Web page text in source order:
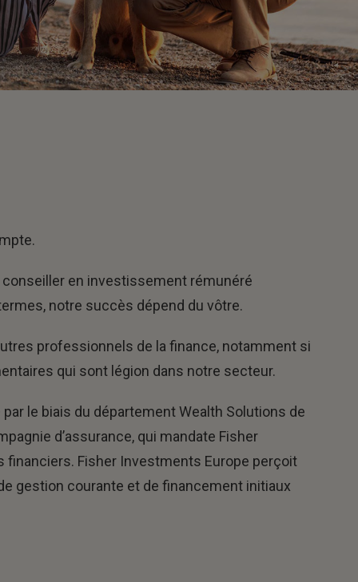
en investissement rémunéré
notre succès dépend du vôtre.
professionnels de la finance, notamment si
qui sont légion dans notre secteur.
le biais du département Wealth Solutions de
d’assurance, qui mandate Fisher
financiers. Fisher Investments Europe perçoit
gestion courante et de financement initiaux